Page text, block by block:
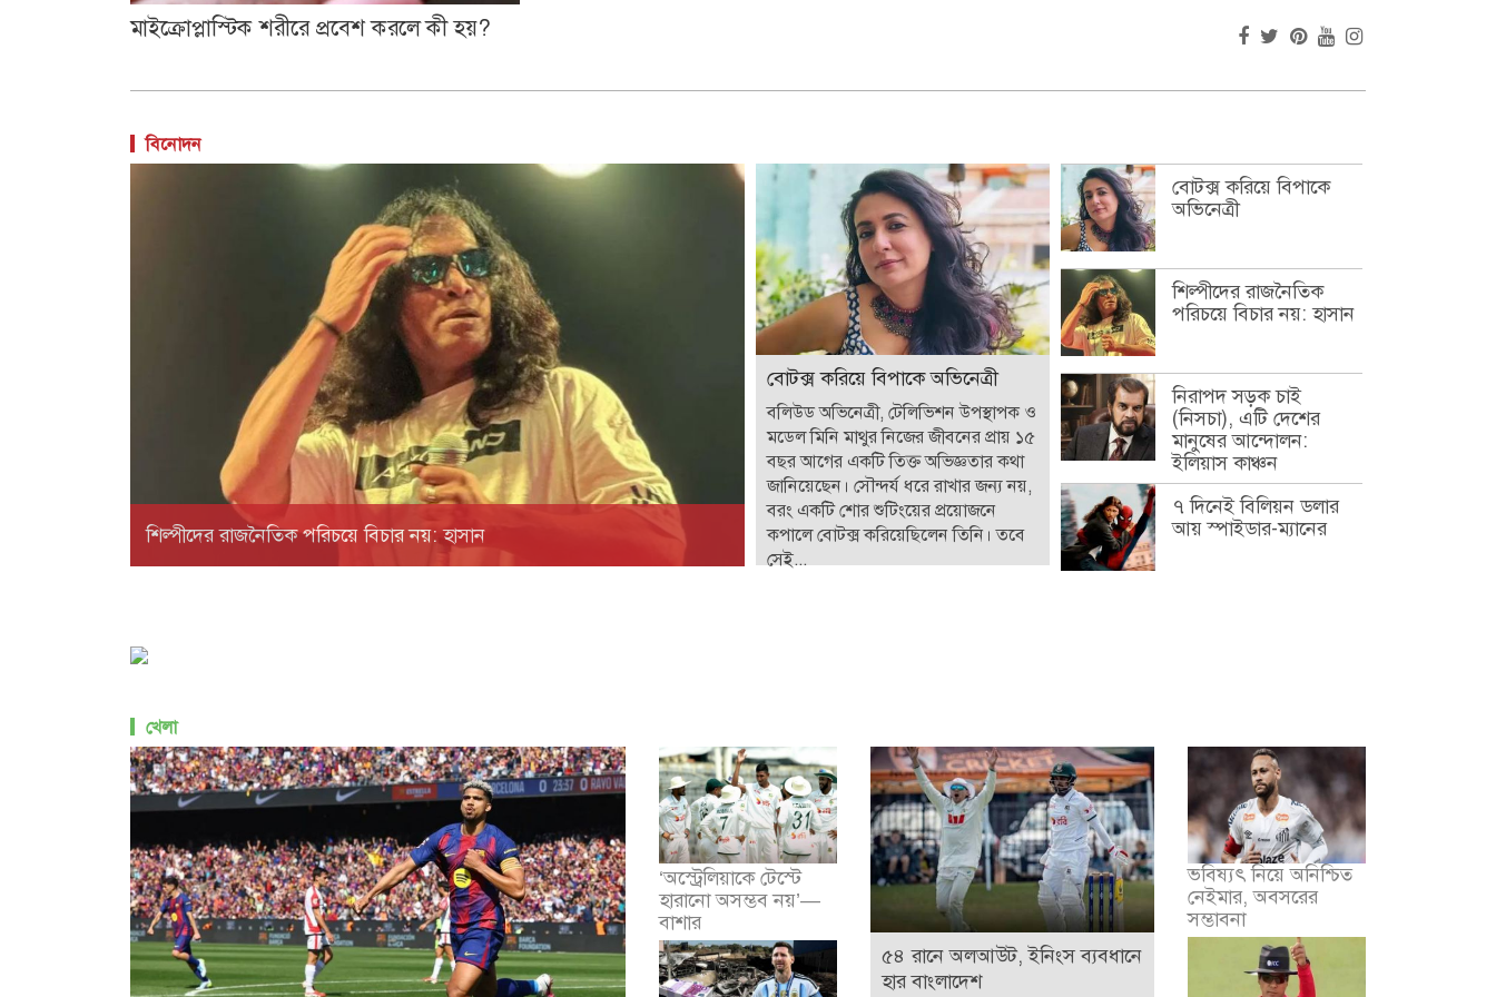
মাইক্রোপ্লাস্টিক শরীরে প্রবেশ করলে কী হয়?
বিনোদন
শিল্পীদের রাজনৈতিক পরিচয়ে বিচার নয়: হাসান
বোটক্স করিয়ে বিপাকে অভিনেত্রী
বলিউড অভিনেত্রী, টেলিভিশন উপস্থাপক ও
মডেল মিনি মাথুর নিজের জীবনের প্রায় ১৫
বছর আগের একটি তিক্ত অভিজ্ঞতার কথা
জানিয়েছেন। সৌন্দর্য ধরে রাখার জন্য নয়,
বরং একটি শোর শুটিংয়ের প্রয়োজনে
কপালে বোটক্স করিয়েছিলেন তিনি। তবে
সেই...
বোটক্স করিয়ে বিপাকে
অভিনেত্রী
শিল্পীদের রাজনৈতিক
পরিচয়ে বিচার নয়: হাসান
নিরাপদ সড়ক চাই
(নিসচা), এটি দেশের
মানুষের আন্দোলন:
ইলিয়াস কাঞ্চন
৭ দিনেই বিলিয়ন ডলার
আয় স্পাইডার-ম্যানের
খেলা
‘অস্ট্রেলিয়াকে টেস্টে
হারানো অসম্ভব নয়’—
বাশার
৫৪ রানে অলআউট, ইনিংস ব্যবধানে
হার বাংলাদেশ
ভবিষ্যৎ নিয়ে অনিশ্চিত
নেইমার, অবসরের
সম্ভাবনা